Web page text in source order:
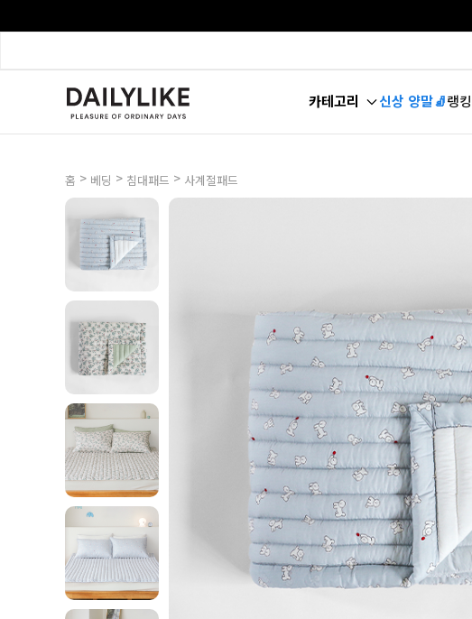
카테고리 신상 양말🧦랭킹
홈 > 베딩 > 침대패드 > 사계절패드